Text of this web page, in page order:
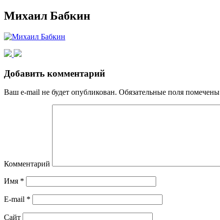
Михаил Бабкин
Добавить комментарий
Ваш e-mail не будет опубликован. Обязательные поля
Комментарий
Имя *
E-mail *
Сайт